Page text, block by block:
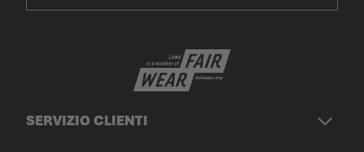
SERVIZIO CLIENTI